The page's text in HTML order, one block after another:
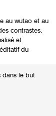
dans le but
au wutao et au
contrastes.
et
du
personnes